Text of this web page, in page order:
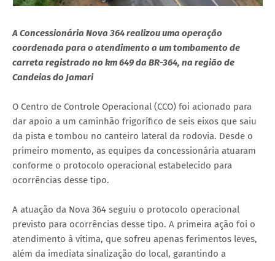
A Concessionária Nova 364 realizou uma operação
coordenada para o atendimento a um tombamento de
carreta registrado no km 649 da BR-364, na região de
Candeias do Jamari
O Centro de Controle Operacional (CCO) foi acionado para
dar apoio a um caminhão frigorífico de seis eixos que saiu
da pista e tombou no canteiro lateral da rodovia. Desde o
primeiro momento, as equipes da concessionária atuaram
conforme o protocolo operacional estabelecido para
ocorrências desse tipo.
A atuação da Nova 364 seguiu o protocolo operacional
previsto para ocorrências desse tipo. A primeira ação foi o
atendimento à vítima, que sofreu apenas ferimentos leves,
além da imediata sinalização do local, garantindo a